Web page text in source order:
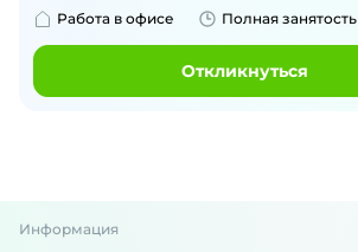
Работа в офисе
Полная занятость
Откликнуться
Информация